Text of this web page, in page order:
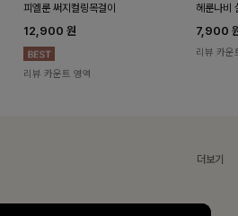
피엘룬 써지컬링목걸이
12,900 원
리뷰 카운트 영역
헤룬나비
7,900
리뷰 카운
더보기